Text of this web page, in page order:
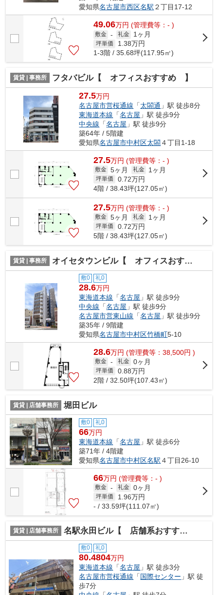
愛知県名古屋市西区名駅 ２丁目17-12
49.06万円 (管理費等：- )
敷金 - 礼金 1ヶ月
坪単価 1.38万円
1-3階 / 35.68坪(117.95㎡)
賃貸 | 事務所 フタバビル【 オフィスおすすめ 】
27.5万円
名古屋市営桜通線 「太閤通 」駅 徒歩8分
東海道本線 「名古屋 」駅 徒歩9分
中央線 「名古屋 」駅 徒歩9分
築64年 / 5階建
愛知県名古屋市中村区太閤 ４丁目1-18
27.5万円 (管理費等：- )
敷金 5ヶ月 礼金 1ヶ月
坪単価 0.72万円
4階 / 38.43坪(127.05㎡)
27.5万円 (管理費等：- )
敷金 5ヶ月 礼金 1ヶ月
坪単価 0.72万円
5階 / 38.43坪(127.05㎡)
賃貸 | 事務所 オイセタウンビル【 オフィスおすすめ 】
敷0 礼0
28.6万円
東海道本線 「名古屋 」駅 徒歩9分
中央線 「名古屋 」駅 徒歩9分
名古屋市営東山線 「名古屋 」駅 徒歩9分
築35年 / 9階建
愛知県名古屋市中村区竹橋町5-10
28.6万円 (管理費等：38,500円 )
敷金 - 礼金 0ヶ月
坪単価 0.88万円
2階 / 32.50坪(107.43㎡)
賃貸 | 店舗事務所 堀田ビル
敷0 礼0
66万円
東海道本線 「名古屋 」駅 徒歩6分
築71年 / 4階建
愛知県名古屋市中村区名駅 ４丁目26-10
66万円 (管理費等：- )
敷金 - 礼金 0ヶ月
坪単価 1.96万円
- / 33.59坪(111.07㎡)
賃貸 | 店舗事務所 名駅永田ビル【 店舗系おすすめ 】
敷0 礼0
80.4804万円
東海道本線 「名古屋 」駅 徒歩3分
名古屋市営桜通線 「国際センター 」駅 徒
歩7分